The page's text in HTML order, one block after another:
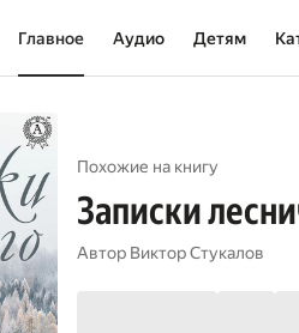
Главное Аудио Детям
Похожие на книгу
Записки
Автор Виктор Стукалов